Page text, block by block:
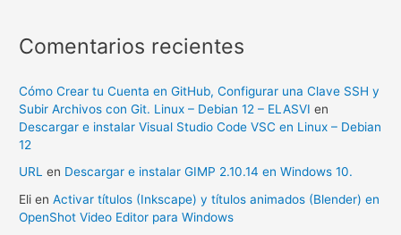
Comentarios recientes
Cómo Crear tu Cuenta en GitHub, Configurar una Clave SSH y
Subir Archivos con Git. Linux – Debian 12 – ELASVI en
Descargar e instalar Visual Studio Code VSC en Linux – Debian
12
URL en Descargar e instalar GIMP 2.10.14 en Windows 10.
Eli enActivar títulos (Inkscape) y títulos animados (Blender) en
OpenShot Video Editor para Windows